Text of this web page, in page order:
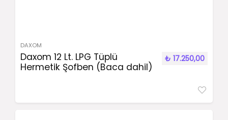
DAXOM
Daxom 12 Lt. LPG Tüplü
Hermetik Şofben (Baca dahil)
₺ 17.250,00